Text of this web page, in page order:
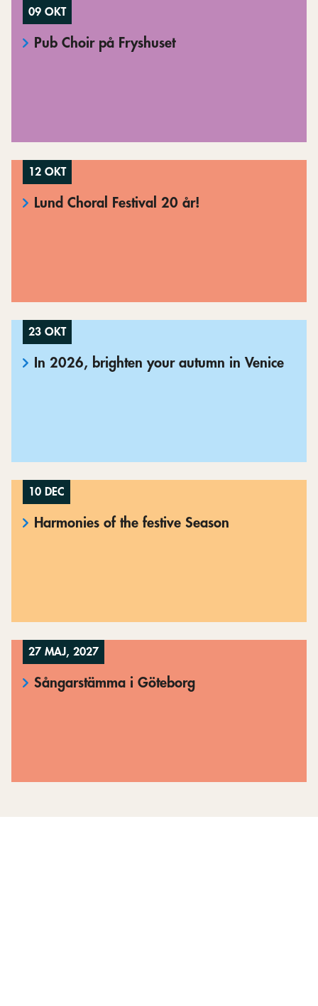
09 OKT
Pub Choir på Fryshuset
12 OKT
Lund Choral Festival 20 år!
23 OKT
In 2026, brighten your autumn in Venice
10 DEC
Harmonies of the festive Season
27 MAJ, 2027
Sångarstämma i Göteborg